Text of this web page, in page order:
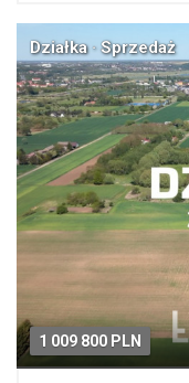
1 009 800 PLN
Działka · Sprzedaż